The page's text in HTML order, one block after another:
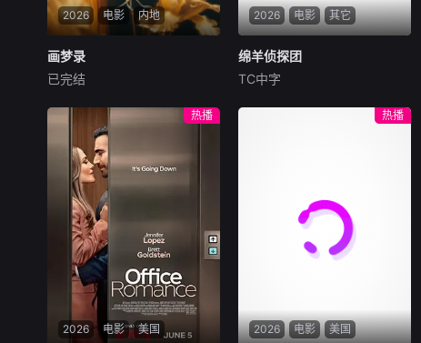
仅是地域饮食符号，更承载着
家族传承与城市性格。节目以
艺人的坚守故事诠释精益求精
的工匠精神，用人间烟火串
2026 电影 内地
画梦录
代露娃
民国的上海滩，身怀绝技的孤
女画师许雁真，意外与身陷危
局的融汇银行总账姜心羽产生
交集。姜心羽遭人陷害，只得
与许雁真结盟，彼时银行欲将
国宝名画低价卖给外国人，许
雁真凭借自身精湛画技仿造名
画、偷天换日。几经波折，两
人联手在各方势力的夹缝间巧
妙周旋，共历险阻，破解重重
困境。
画梦录
已完结
2026 电影 其它
绵羊侦探团
产，让每个人貌似都有犯罪动
机。警察毫无头绪之时，羊群
们决定“不务正业”迈出牧场，
追查牧羊人“躺平
绵羊侦探团
TC中字
2026 电影 美国
热播
2026 电影 美国
热播